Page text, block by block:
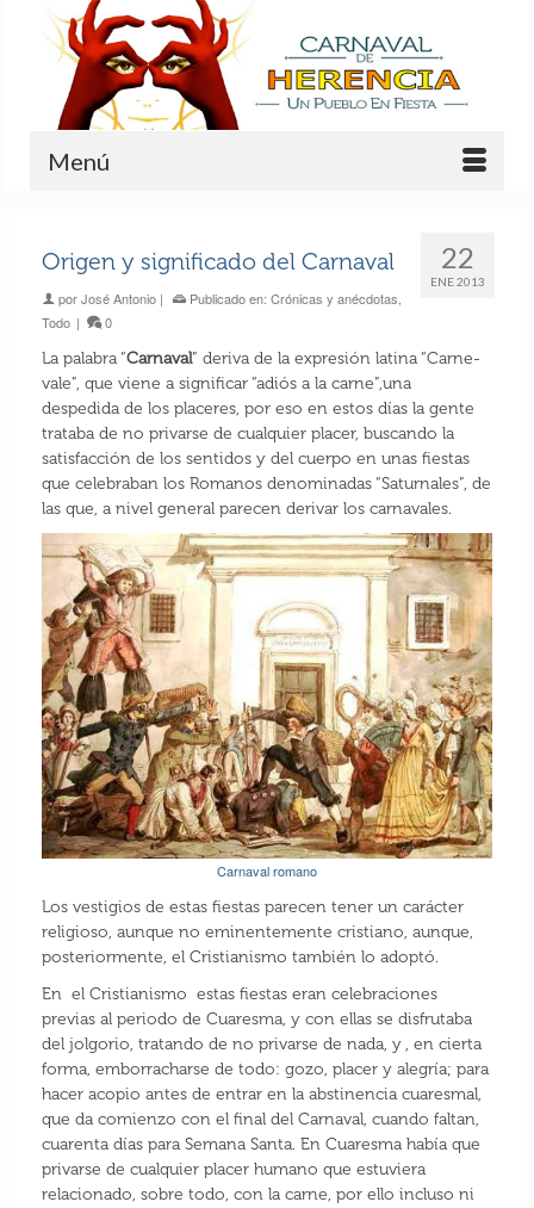
Menú
22
ENE 2013
Origen y significado del Carnaval
porJosé Antonio| Publicado en: Crónicas y anécdotas,
Todo | 0
La palabra “Carnaval” deriva de la expresión latina “Carne-
vale”, que viene a significar “adiós a la carne”,una
despedida de los placeres, por eso en estos días la gente
trataba de no privarse de cualquier placer, buscando la
satisfacción de los sentidos y del cuerpo en unas fiestas
que celebraban los Romanos denominadas “Saturnales”, de
las que, a nivel general parecen derivar los carnavales.
Carnaval romano
Los vestigios de estas fiestas parecen tener un carácter
religioso, aunque no eminentemente cristiano, aunque,
posteriormente, el Cristianismo también lo adoptó.
En el Cristianismo estas fiestas eran celebraciones
previas al periodo de Cuaresma, y con ellas se disfrutaba
del jolgorio, tratando de no privarse de nada, y , en cierta
forma, emborracharse de todo: gozo, placer y alegría; para
hacer acopio antes de entrar en la abstinencia cuaresmal,
que da comienzo con el final del Carnaval, cuando faltan,
cuarenta días para Semana Santa. En Cuaresma había que
privarse de cualquier placer humano que estuviera
relacionado, sobre todo, con la carne, por ello incluso ni